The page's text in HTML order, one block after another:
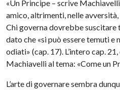
«Un Principe – scrive
amico, altrimenti, nelle avversità,
Chi governa dovrebbe suscitare
dato che «si può essere temuti e
odiati» (cap. 17). L’intero cap.
Machiavelli al tema: «Come un
L’arte di governare sembra